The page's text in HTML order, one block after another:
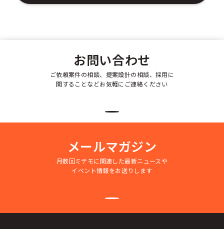
お問い合わせ
ご依頼案件の相談、提案設計の相談、採用に
関することなどお気軽にご連絡ください
メールマガジン
月数回ミテモに関連した最新ニュースや
イベント情報をお送りします